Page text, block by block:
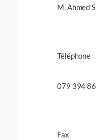
M. Ahmed
Téléphone
079 394
Fax